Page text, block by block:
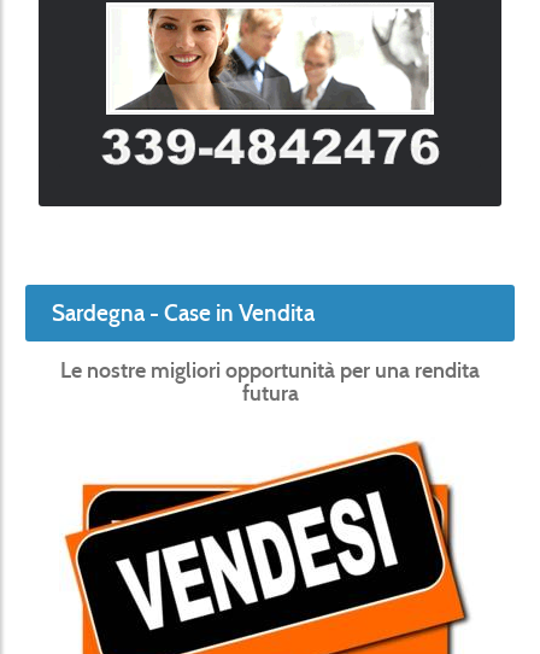
Sardegna - Case in Vendita
Le nostre migliori opportunità per una rendita
futura